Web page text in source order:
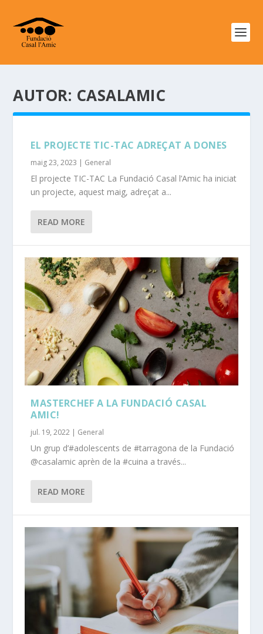
AUTOR: CASALAMIC
EL PROJECTE TIC-TAC ADREÇAT A DONES
maig 23, 2023 | General
El projecte TIC-TAC La Fundació Casal l’Amic ha iniciat
un projecte, aquest maig, adreçat a...
READ MORE
MASTERCHEF A LA FUNDACIÓ CASAL
AMIC!
jul. 19, 2022 | General
Un grup d’#adolescents de #tarragona de la Fundació
@casalamic aprèn de la #cuina a través...
READ MORE